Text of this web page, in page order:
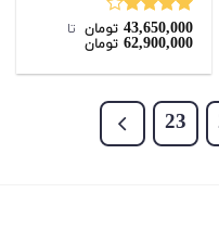
نمره
4.00از 5
43,650,000 تومان ‌ تا ‌
62,900,000 تومان
23